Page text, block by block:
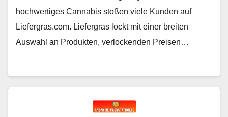
hochwertiges Cannabis stoßen viele Kunden auf
Liefergras.com. Liefergras lockt mit einer breiten
Auswahl an Produkten, verlockenden Preisen…